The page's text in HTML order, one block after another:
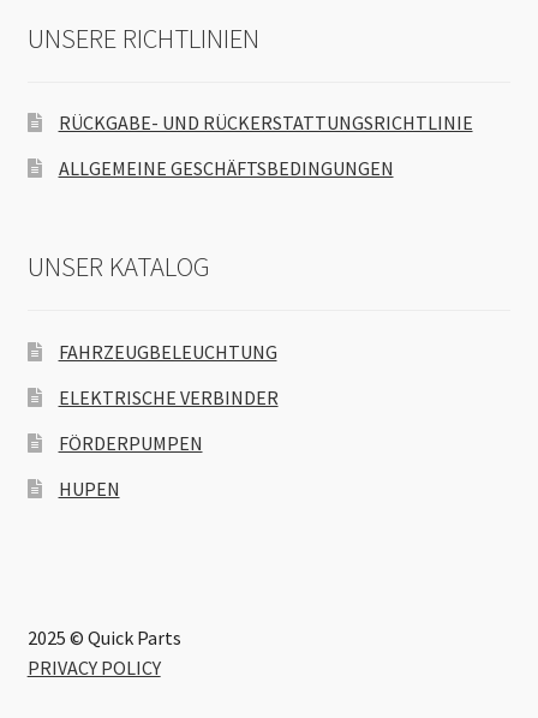
UNSERE RICHTLINIEN
RÜCKGABE- UND RÜCKERSTATTUNGSRICHTLINIE
ALLGEMEINE GESCHÄFTSBEDINGUNGEN
UNSER KATALOG
FAHRZEUGBELEUCHTUNG
ELEKTRISCHE VERBINDER
FÖRDERPUMPEN
HUPEN
2025 © Quick Parts
PRIVACY POLICY